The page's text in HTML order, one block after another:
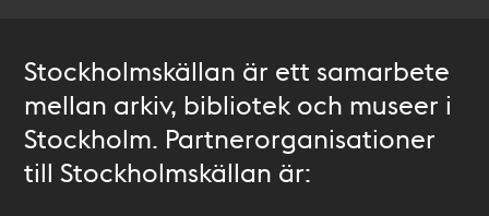
Stockholmskällan är ett samarbete
mellan arkiv, bibliotek och museer i
Stockholm. Partnerorganisationer
till Stockholmskällan är: